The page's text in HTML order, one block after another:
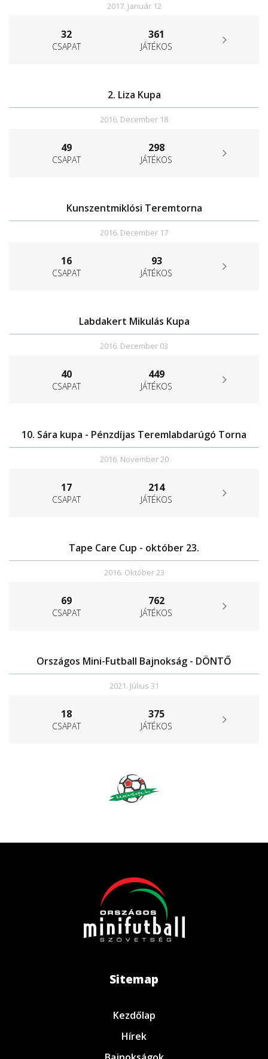
2017. Január 12
32
CSAPAT
361
JÁTÉKOS
2. Liza Kupa
2016. December 18
49
CSAPAT
298
JÁTÉKOS
Kunszentmiklósi Teremtorna
2016. December 17
16
CSAPAT
93
JÁTÉKOS
Labdakert Mikulás Kupa
2016. December 03
40
CSAPAT
449
JÁTÉKOS
10. Sára kupa - Pénzdíjas Teremlabdarúgó Torna
2016. November 20
17
CSAPAT
214
JÁTÉKOS
Tape Care Cup - október 23.
2016. Október 23
69
CSAPAT
762
JÁTÉKOS
Országos Mini-Futball Bajnokság - DÖNTŐ
2021. Július 31
18
CSAPAT
375
JÁTÉKOS
Sitemap
Kezdőlap
Hírek